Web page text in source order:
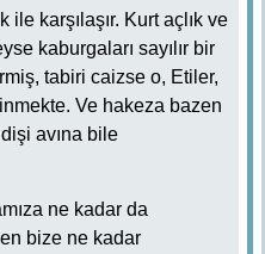
karşılaşır. Kurt açlık ve
kaburgaları sayılır bir
tabiri caizse o, Etiler,
Ve hakeza bazen
avına bile
ne kadar da
bize ne kadar